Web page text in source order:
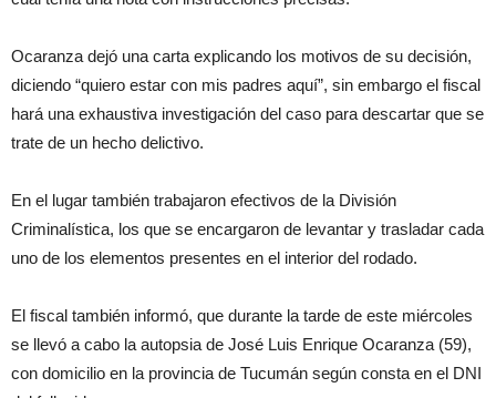
Ocaranza dejó una carta explicando los motivos de su decisión,
diciendo “quiero estar con mis padres aquí”, sin embargo el fiscal
hará una exhaustiva investigación del caso para descartar que se
trate de un hecho delictivo.
En el lugar también trabajaron efectivos de la División
Criminalística, los que se encargaron de levantar y trasladar cada
uno de los elementos presentes en el interior del rodado.
El fiscal también informó, que durante la tarde de este miércoles
se llevó a cabo la autopsia de José Luis Enrique Ocaranza (59),
con domicilio en la provincia de Tucumán según consta en el DNI